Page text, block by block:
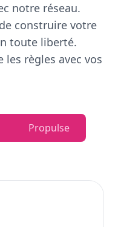
notre réseau.
construire votre
toute liberté.
les règles avec vos
Propulse